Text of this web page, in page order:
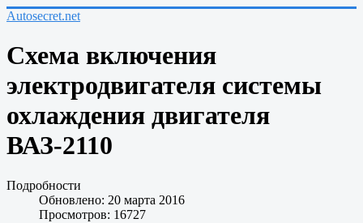
Autosecret.net
Схема включения
электродвигателя системы
охлаждения двигателя
ВАЗ-2110
Подробности
Обновлено: 20 марта 2016
Просмотров: 16727